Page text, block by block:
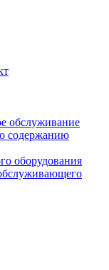
обслуживание
содержанию
оборудования